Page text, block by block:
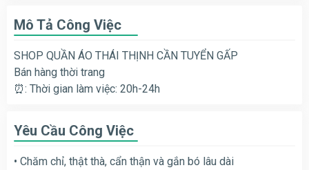
Mô Tả Công Việc
SHOP QUẦN ÁO THÁI THỊNH CẦN TUYỂN GẤP
Bán hàng thời trang
⏰: Thời gian làm việc: 20h-24h
Yêu Cầu Công Việc
• Chăm chỉ, thật thà, cẩn thận và gắn bó lâu dài